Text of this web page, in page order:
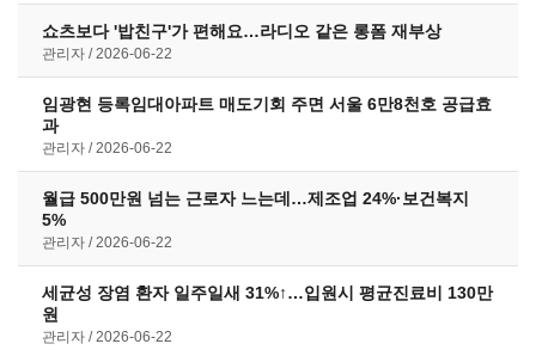
쇼츠보다 '밥친구'가 편해요…라디오 같은 롱폼 재부상
관리자 2026-06-22
임광현 등록임대아파트 매도기회 주면 서울 6만8천호 공급효
과
관리자 2026-06-22
월급 500만원 넘는 근로자 느는데…제조업 24%·보건복지
5%
관리자 2026-06-22
세균성 장염 환자 일주일새 31%↑…입원시 평균진료비 130만
원
관리자 2026-06-22